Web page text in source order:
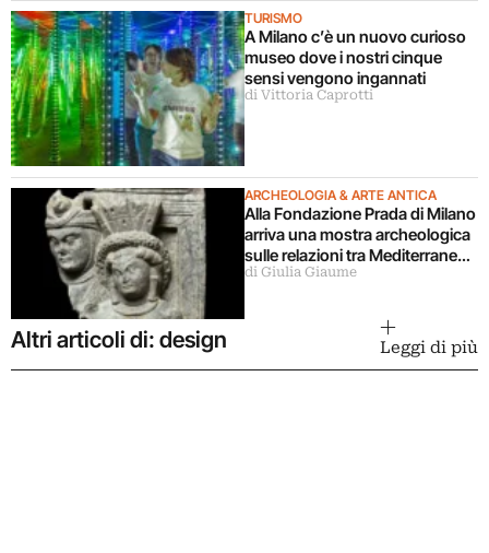
TURISMO
A Milano c’è un nuovo curioso
museo dove i nostri cinque
sensi vengono ingannati
di Vittoria Caprotti
ARCHEOLOGIA & ARTE ANTICA
Alla Fondazione Prada di Milano
arriva una mostra archeologica
sulle relazioni tra Mediterraneo
e Asia
di Giulia Giaume
Altri articoli di: design Leggi di più